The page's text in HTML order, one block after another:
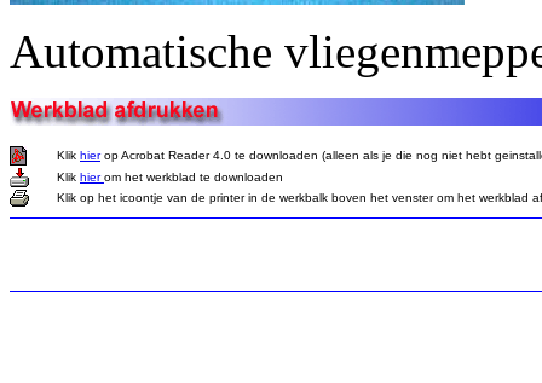
Automatische
Klik hierop Acrobat Reader 4.0 te downloaden (alleen als je die nog niet hebt
Klik hierom het werkblad te downloaden
Klik op het icoontje van de printer in de werkbalk boven het venster om het werkblad